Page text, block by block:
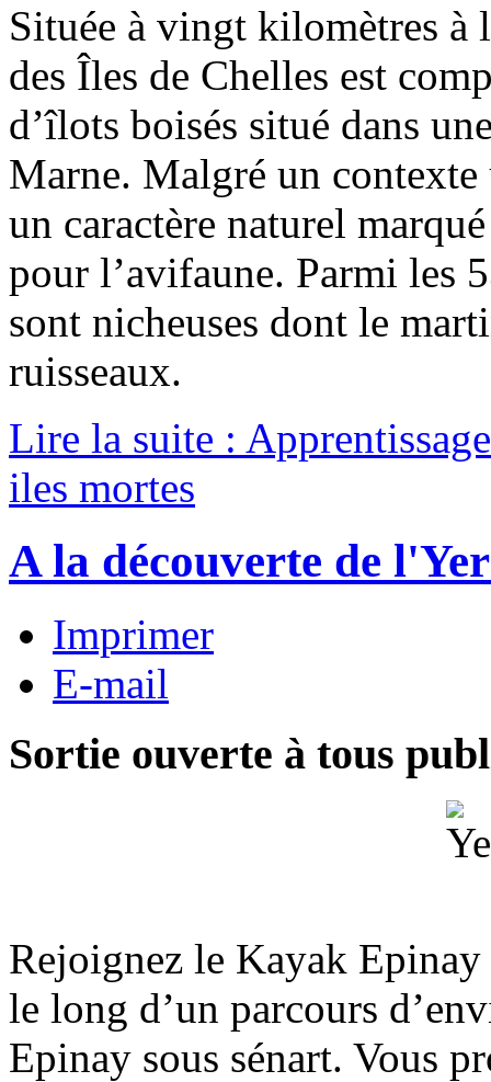
Située à vingt kilomètres à
des Îles de Chelles est
d’îlots boisés situé dans
Marne. Malgré un contexte
un caractère naturel
pour l’avifaune. Parmi les
sont nicheuses dont le
ruisseaux.
Lire la suite :
iles mortes
A la découverte de
Imprimer
E-mail
Sortie ouverte à tous
Rejoignez le Kayak
le long d’un parcours
Epinay sous sénart. Vous